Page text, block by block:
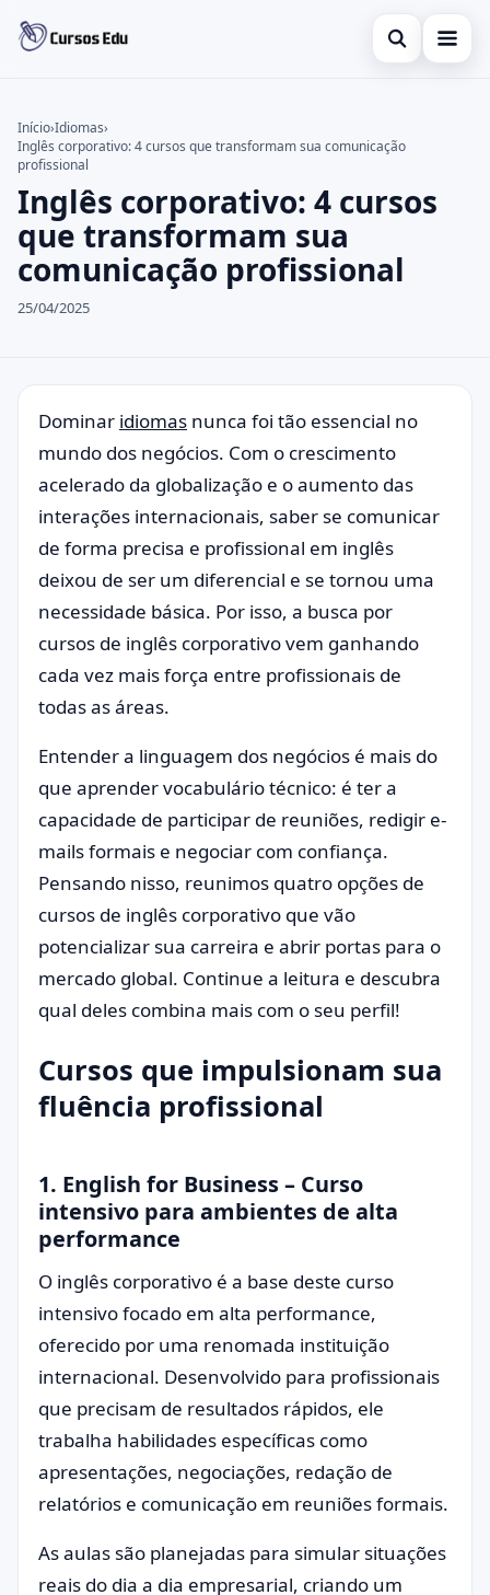
Abrir busca
Inglês
Idiomas
espanhol
Buscar no site
Buscar por:
Pressione Enter para buscar ou ESC para fechar.
Início›Idiomas›
Inglês corporativo: 4 cursos que transformam sua comunicação
profissional
Inglês corporativo: 4 cursos
que transformam sua
comunicação profissional
25/04/2025
Dominar idiomas nunca foi tão essencial no
mundo dos negócios. Com o crescimento
acelerado da globalização e o aumento das
interações internacionais, saber se comunicar
de forma precisa e profissional em inglês
deixou de ser um diferencial e se tornou uma
necessidade básica. Por isso, a busca por
cursos de inglês corporativo vem ganhando
cada vez mais força entre profissionais de
todas as áreas.
Entender a linguagem dos negócios é mais do
que aprender vocabulário técnico: é ter a
capacidade de participar de reuniões, redigir e-
mails formais e negociar com confiança.
Pensando nisso, reunimos quatro opções de
cursos de inglês corporativo que vão
potencializar sua carreira e abrir portas para o
mercado global. Continue a leitura e descubra
qual deles combina mais com o seu perfil!
Cursos que impulsionam sua
fluência profissional
1. English for Business – Curso
intensivo para ambientes de alta
performance
O inglês corporativo é a base deste curso
intensivo focado em alta performance,
oferecido por uma renomada instituição
internacional. Desenvolvido para profissionais
que precisam de resultados rápidos, ele
trabalha habilidades específicas como
apresentações, negociações, redação de
relatórios e comunicação em reuniões formais.
As aulas são planejadas para simular situações
reais do dia a dia empresarial, criando um